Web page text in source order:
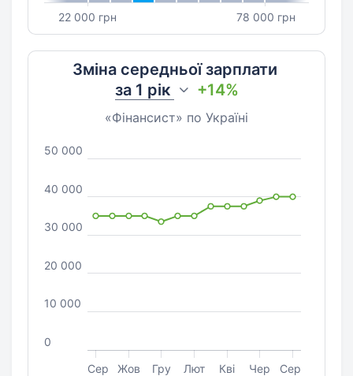
22 000 грн 78 000 грн
Зміна середньої зарплати
за 1 рік +14%
«Фінансист» по Україні
Сер Жов Гру Лют Кві Чер Сер
0
10 000
20 000
30 000
40 000
50 000